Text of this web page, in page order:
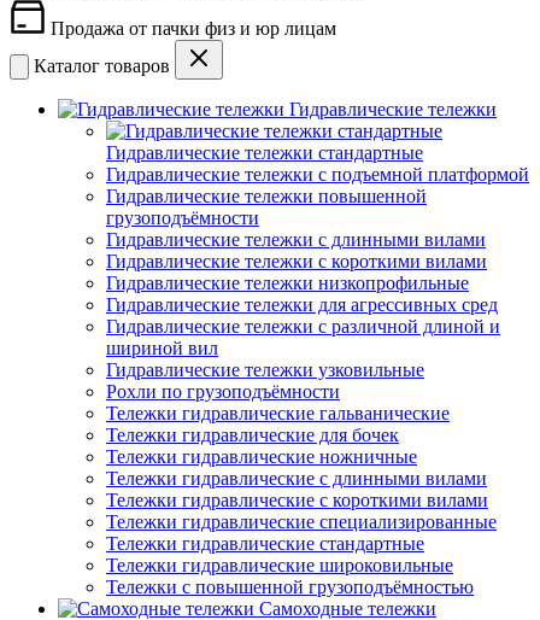
Продажа от пачки физ и юр лицам
Каталог товаров
Гидравлические тележки
Гидравлические тележки стандартные
Гидравлические тележки с подъемной платформой
Гидравлические тележки повышенной
грузоподъёмности
Гидравлические тележки с длинными вилами
Гидравлические тележки с короткими вилами
Гидравлические тележки низкопрофильные
Гидравлические тележки для агрессивных сред
Гидравлические тележки с различной длиной и
шириной вил
Гидравлические тележки узковильные
Рохли по грузоподъёмности
Тележки гидравлические гальванические
Тележки гидравлические для бочек
Тележки гидравлические ножничные
Тележки гидравлические с длинными вилами
Тележки гидравлические с короткими вилами
Тележки гидравлические специализированные
Тележки гидравлические стандартные
Тележки гидравлические широковильные
Тележки с повышенной грузоподъёмностью
Самоходные тележки